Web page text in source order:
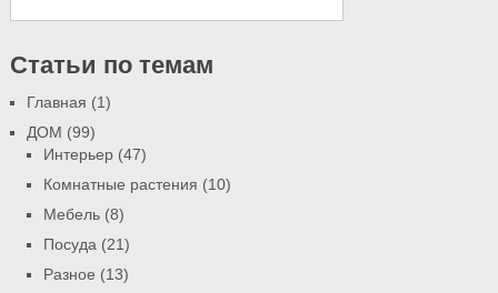
Статьи по темам
Главная (1)
ДОМ (99)
Интерьер(47)
Комнатные растения (10)
Мебель(8)
Посуда (21)
Разное (13)